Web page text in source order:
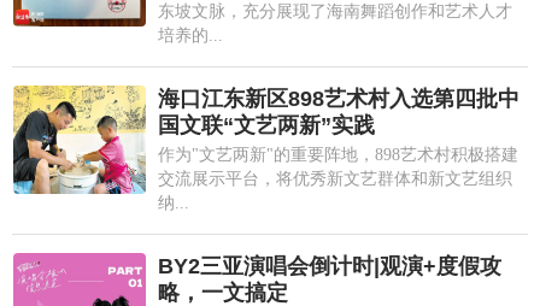
东坡文脉，充分展现了海南舞蹈创作和艺术人才
培养的...
海口江东新区898艺术村入选第四批中
国文联“文艺两新”实践
作为"文艺两新"的重要阵地，898艺术村积极搭建
交流展示平台，将优秀新文艺群体和新文艺组织
纳...
BY2三亚演唱会倒计时|观演+度假攻
略，一文搞定